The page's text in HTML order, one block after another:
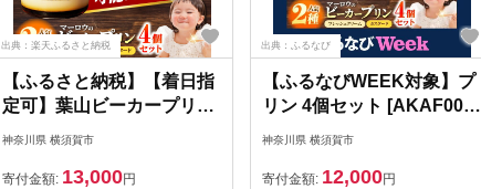
出典：楽天ふるさと納税
【ふるさと納税】【着日指
定可】葉山ビーカープリン
北海道 フレッシュクリーム
ドプリン（180g）×2個セ
神奈川県 横須賀市
寄付金額: 13,000円
出典：ふるなび
【ふるなびWEEK対象】プ
リン 4個セット [AKAF008-
FW] 食べ比べ
神奈川県 横須賀市
寄付金額: 12,000円